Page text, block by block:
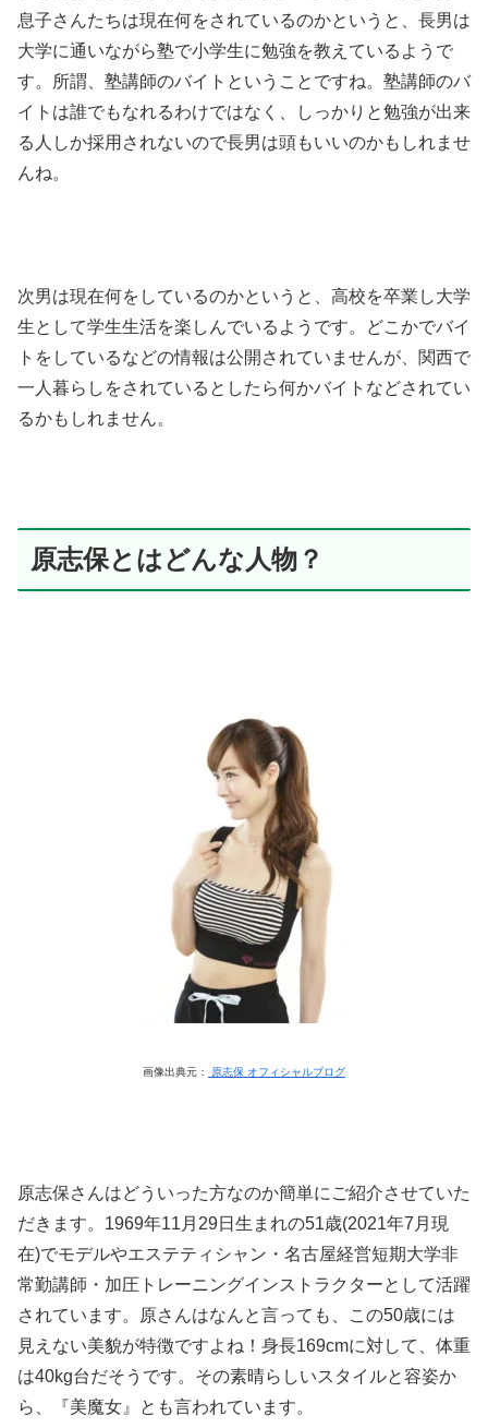
息子さんたちは現在何をされているのかというと、長男は
大学に通いながら塾で小学生に勉強を教えているようで
す。所謂、塾講師のバイトということですね。塾講師のバ
イトは誰でもなれるわけではなく、しっかりと勉強が出来
る人しか採用されないので長男は頭もいいのかもしれませ
んね。
次男は現在何をしているのかというと、高校を卒業し大学
生として学生生活を楽しんでいるようです。どこかでバイ
トをしているなどの情報は公開されていませんが、関西で
一人暮らしをされているとしたら何かバイトなどされてい
るかもしれません。
原志保とはどんな人物？
画像出典元： 原志保 オフィシャルブログ
原志保さんはどういった方なのか簡単にご紹介させていた
だきます。1969年11月29日生まれの51歳(2021年7月現
在)でモデルやエステティシャン・名古屋経営短期大学非
常勤講師・加圧トレーニングインストラクターとして活躍
されています。原さんはなんと言っても、この50歳には
見えない美貌が特徴ですよね！身長169cmに対して、体重
は40kg台だそうです。その素晴らしいスタイルと容姿か
ら、『美魔女』とも言われています。